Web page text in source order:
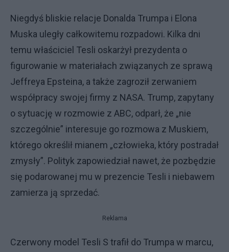
Niegdyś bliskie relacje Donalda Trumpa i Elona
Muska uległy całkowitemu rozpadowi. Kilka dni
temu właściciel Tesli oskarżył prezydenta o
figurowanie w materiałach związanych ze sprawą
Jeffreya Epsteina, a także zagroził zerwaniem
współpracy swojej firmy z NASA. Trump, zapytany
o sytuację w rozmowie z ABC, odparł, że „nie
szczególnie” interesuje go rozmowa z Muskiem,
którego określił mianem „człowieka, który postradał
zmysły”. Polityk zapowiedział nawet, że pozbędzie
się podarowanej mu w prezencie Tesli i niebawem
zamierza ją sprzedać.
Reklama
Czerwony model Tesli S trafił do Trumpa w marcu,